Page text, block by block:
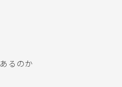
るのか